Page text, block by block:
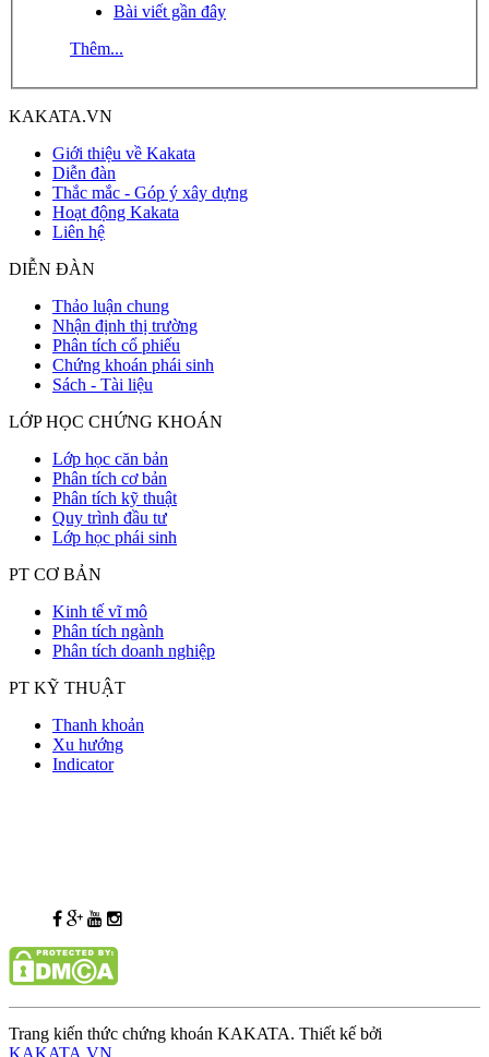
Bài viết gần đây
Thêm...
KAKATA.VN
Giới thiệu về Kakata
Diễn đàn
Thắc mắc - Góp ý xây dựng
Hoạt động Kakata
Liên hệ
DIỄN ĐÀN
Thảo luận chung
Nhận định thị trường
Phân tích cổ phiếu
Chứng khoán phái sinh
Sách - Tài liệu
LỚP HỌC CHỨNG KHOÁN
Lớp học căn bản
Phân tích cơ bản
Phân tích kỹ thuật
Quy trình đầu tư
Lớp học phái sinh
PT CƠ BẢN
Kinh tế vĩ mô
Phân tích ngành
Phân tích doanh nghiệp
PT KỸ THUẬT
Thanh khoản
Xu hướng
Indicator
Trang kiến thức chứng khoán KAKATA. Thiết kế bởi
KAKATA.VN